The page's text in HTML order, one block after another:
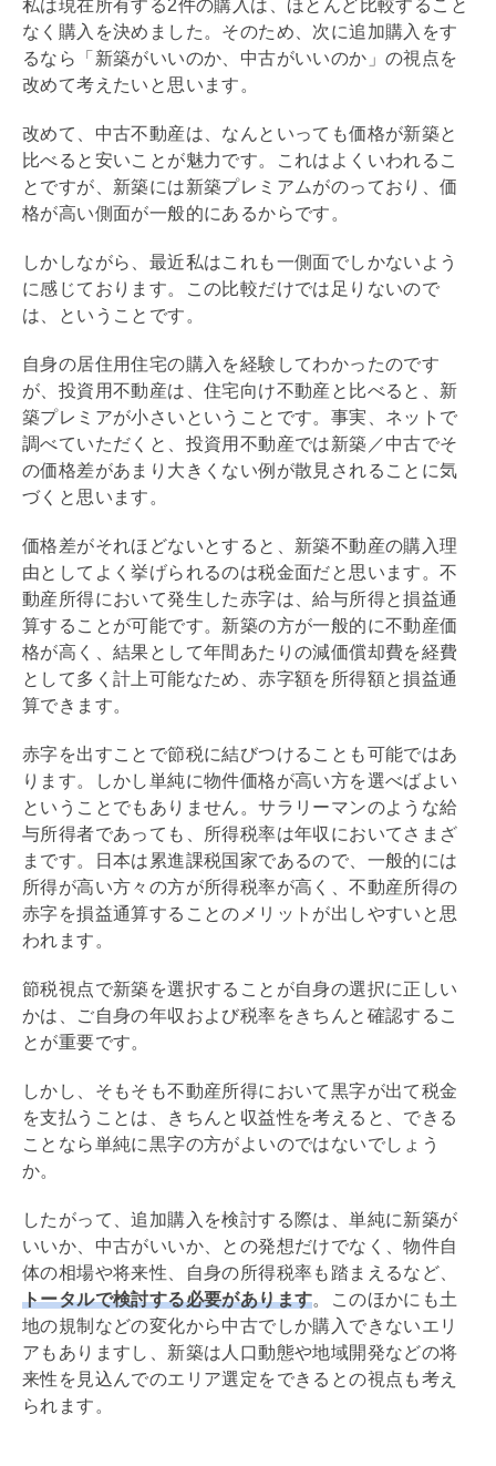
私は現在所有する2件の購入は、ほとんど比較すること
なく購入を決めました。そのため、次に追加購入をす
るなら「新築がいいのか、中古がいいのか」の視点を
改めて考えたいと思います。
改めて、中古不動産は、なんといっても価格が新築と
比べると安いことが魅力です。これはよくいわれるこ
とですが、新築には新築プレミアムがのっており、価
格が高い側面が一般的にあるからです。
しかしながら、最近私はこれも一側面でしかないよう
に感じております。この比較だけでは足りないので
は、ということです。
自身の居住用住宅の購入を経験してわかったのです
が、投資用不動産は、住宅向け不動産と比べると、新
築プレミアが小さいということです。事実、ネットで
調べていただくと、投資用不動産では新築／中古でそ
の価格差があまり大きくない例が散見されることに気
づくと思います。
価格差がそれほどないとすると、新築不動産の購入理
由としてよく挙げられるのは税金面だと思います。不
動産所得において発生した赤字は、給与所得と損益通
算することが可能です。新築の方が一般的に不動産価
格が高く、結果として年間あたりの減価償却費を経費
として多く計上可能なため、赤字額を所得額と損益通
算できます。
赤字を出すことで節税に結びつけることも可能ではあ
ります。しかし単純に物件価格が高い方を選べばよい
ということでもありません。サラリーマンのような給
与所得者であっても、所得税率は年収においてさまざ
まです。日本は累進課税国家であるので、一般的には
所得が高い方々の方が所得税率が高く、不動産所得の
赤字を損益通算することのメリットが出しやすいと思
われます。
節税視点で新築を選択することが自身の選択に正しい
かは、ご自身の年収および税率をきちんと確認するこ
とが重要です。
しかし、そもそも不動産所得において黒字が出て税金
を支払うことは、きちんと収益性を考えると、できる
ことなら単純に黒字の方がよいのではないでしょう
か。
したがって、追加購入を検討する際は、単純に新築が
いいか、中古がいいか、との発想だけでなく、物件自
体の相場や将来性、自身の所得税率も踏まえるなど、
トータルで検討する必要があります。このほかにも土
地の規制などの変化から中古でしか購入できないエリ
アもありますし、新築は人口動態や地域開発などの将
来性を見込んでのエリア選定をできるとの視点も考え
られます。